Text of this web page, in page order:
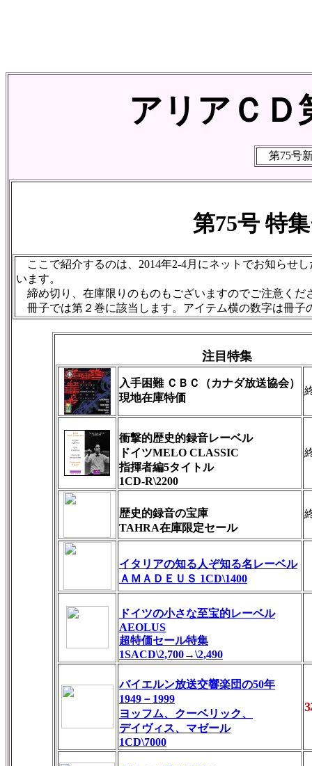
アリアＣＤ
第75号
第75号 特
ここで紹介するのは、2014年2-4月にネットでお知らせ
います。
締め切り、在庫限りのものもございますのでご注意くだ
冊子では第２巻に該当します。アイテム横の数字は冊子
注目特集
入手困難 ＣＢＣ（カナダ放送協会）
現地在庫特価
衝撃的歴史的録音レーベル
ドイツMELO CLASSIC
指揮者編5タイトル
1CD-R\2200
歴史的録音の宝庫
TAHRA在庫限定セール
イタリアの知る人ぞ知る名レーベル
ＡＭＡＤＥＵＳ 1CD\1400
ドイツの小さな至宝的レーベル
AEOLUS
超特価セール特集
1SACD\2,700→\2,490
バイエルン放送交響楽団の50年
1949－1999
ヨッフム、クーベリック、
デイヴィス、マゼール
1CD\7000